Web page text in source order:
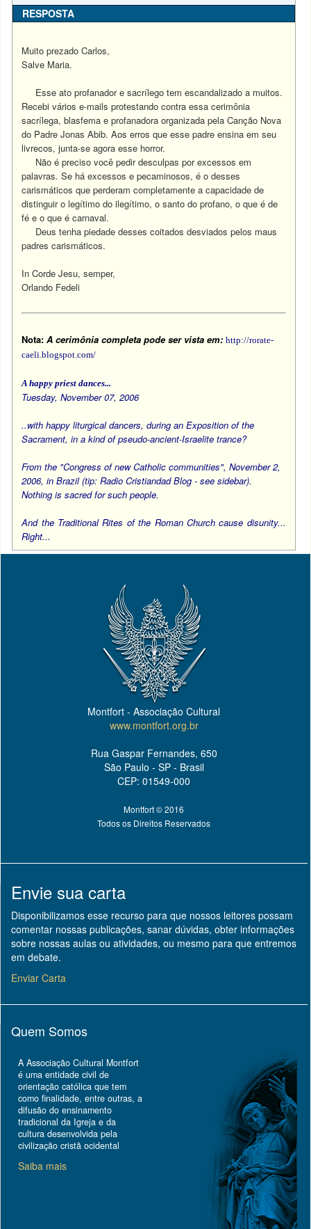
RESPOSTA
Muito prezado Carlos,
Salve Maria.
Esse ato profanador e sacrílego tem escandalizado a muitos.
Recebi vários e-mails protestando contra essa cerimônia
sacrílega, blasfema e profanadora organizada pela Canção Nova
do Padre Jonas Abib. Aos erros que esse padre ensina em seu
livrecos, junta-se agora esse horror.
Não é preciso você pedir desculpas por excessos em
palavras. Se há excessos e pecaminosos, é o desses
carismáticos que perderam completamente a capacidade de
distinguir o legítimo do ilegítimo, o santo do profano, o que é de
fé e o que é carnaval.
Deus tenha piedade desses coitados desviados pelos maus
padres carismáticos.
In Corde Jesu, semper,
Orlando Fedeli
Nota: A cerimônia completa pode ser vista em: http://rorate-
caeli.blogspot.com/
A happy priest dances...
Tuesday, November 07, 2006
..with happy liturgical dancers, during an Exposition of the
Sacrament, in a kind of pseudo-ancient-Israelite trance?
From the "Congress of new Catholic communities", November 2,
2006, in Brazil (tip: Radio Cristiandad Blog - see sidebar).
Nothing is sacred for such people.
And the Traditional Rites of the Roman Church cause disunity...
Right...
Montfort - Associação Cultural
www.montfort.org.br
Rua Gaspar Fernandes, 650
São Paulo - SP - Brasil
CEP: 01549-000
Montfort © 2016
Todos os Direitos Reservados
Envie sua carta
Disponibilizamos esse recurso para que nossos leitores possam
comentar nossas publicações, sanar dúvidas, obter informações
sobre nossas aulas ou atividades, ou mesmo para que entremos
em debate.
Enviar Carta
Quem Somos
A Associação Cultural Montfort
é uma entidade civil de
orientação católica que tem
como finalidade, entre outras, a
difusão do ensinamento
tradicional da Igreja e da
cultura desenvolvida pela
civilização cristã ocidental
Saiba mais